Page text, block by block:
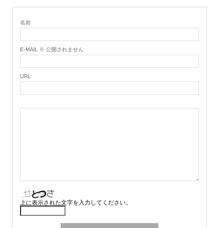
名前
E-MAIL ※ 公開されません
URL
上に表示された文字を入力してください。